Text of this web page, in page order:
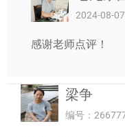
2024-08-
感谢老师点评！
梁争
编号：